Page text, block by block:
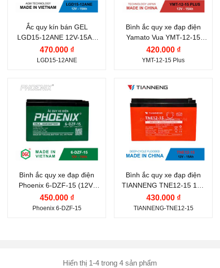
Công nghệ: VRLA AGM
Nước sản xuất:Việt
Nam
Ắc quy kín bán GEL
LGD15-12ANE 12V-15AH
Globe | Ắc quy xe điện
470.000 ₫
LGD15-12ANE
Bình ắc quy xe đạp điện
Yamato Vua YMT-12-15
Plus (12V-15Ah)
420.000 ₫
YMT-12-15 Plus
Thương hiệu ắc quy:
PHOENIX
Điện thế (V):12 V
Dung lượng (Ah):15 Ah
Nước sản xuất:Việt
Nam
Bình ắc quy xe đạp điện
Phoenix 6-DZF-15 (12V-
15Ah)
450.000 ₫
Phoenix 6-DZF-15
Thương hiệu ắc quy:
TIANNENG
Điện thế (V):12 V
Dung lượng (Ah): 15 Ah
Công nghệ: AGM GEL
Nước sản xuất:Trung
Quốc
Bình ắc quy xe đạp điện
TIANNENG TNE12-15 12V
15Ah
430.000 ₫
TIANNENG-TNE12-15
Hiển thị 1-4 trong 4 sản phẩm